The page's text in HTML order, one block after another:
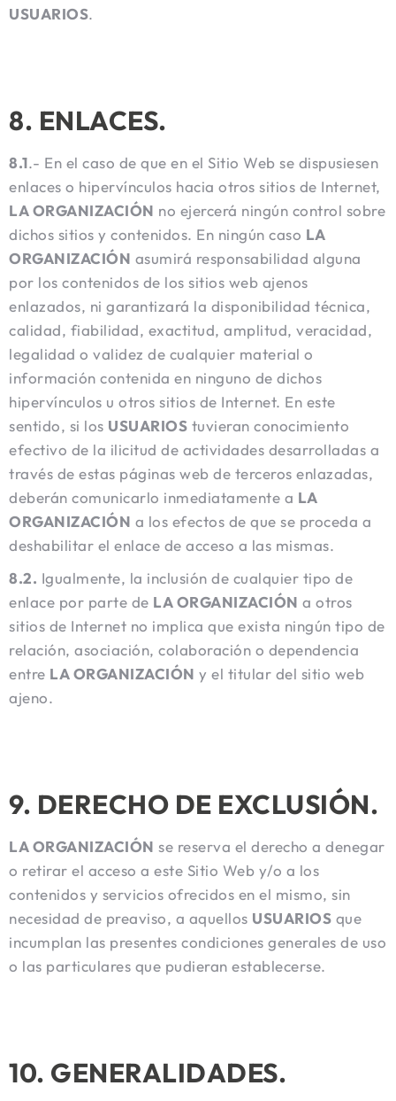
USUARIOS.
8. ENLACES.
8.1.- En el caso de que en el Sitio Web se dispusiesen
enlaces o hipervínculos hacia otros sitios de Internet,
LA ORGANIZACIÓN no ejercerá ningún control sobre
dichos sitios y contenidos. En ningún caso LA
ORGANIZACIÓN asumirá responsabilidad alguna
por los contenidos de los sitios web ajenos
enlazados, ni garantizará la disponibilidad técnica,
calidad, fiabilidad, exactitud, amplitud, veracidad,
legalidad o validez de cualquier material o
información contenida en ninguno de dichos
hipervínculos u otros sitios de Internet. En este
sentido, si los USUARIOS tuvieran conocimiento
efectivo de la ilicitud de actividades desarrolladas a
través de estas páginas web de terceros enlazadas,
deberán comunicarlo inmediatamente a LA
ORGANIZACIÓN a los efectos de que se proceda a
deshabilitar el enlace de acceso a las mismas.
8.2. Igualmente, la inclusión de cualquier tipo de
enlace por parte de LA ORGANIZACIÓN a otros
sitios de Internet no implica que exista ningún tipo de
relación, asociación, colaboración o dependencia
entre LA ORGANIZACIÓN y el titular del sitio web
ajeno.
9. DERECHO DE EXCLUSIÓN.
LA ORGANIZACIÓN se reserva el derecho a denegar
o retirar el acceso a este Sitio Web y/o a los
contenidos y servicios ofrecidos en el mismo, sin
necesidad de preaviso, a aquellos USUARIOS que
incumplan las presentes condiciones generales de uso
o las particulares que pudieran establecerse.
10. GENERALIDADES.